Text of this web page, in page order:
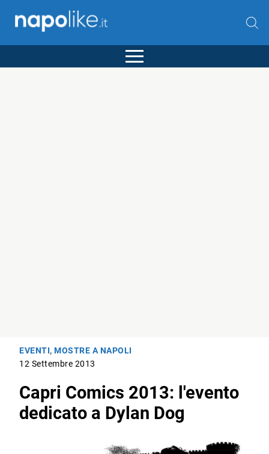
EVENTI,MOSTRE A NAPOLI
12 Settembre 2013
Capri Comics 2013: l'evento
dedicato a Dylan Dog